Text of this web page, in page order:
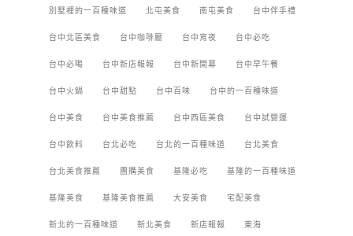
別墅裡的一百種味道 北屯美食 南屯美食 台中伴手禮
台中北區美食 台中咖啡廳 台中宵夜 台中必吃
台中必喝 台中新店報報 台中新開幕 台中早午餐
台中火鍋 台中甜點 台中百味 台中的一百種味道
台中美食 台中美食推薦 台中西區美食 台中試營運
台中飲料 台北必吃 台北的一百種味道 台北美食
台北美食推薦 團購美食 基隆必吃 基隆的一百種味道
基隆美食 基隆美食推薦 大安美食 宅配美食
新北的一百種味道 新北美食 新店報報 東海